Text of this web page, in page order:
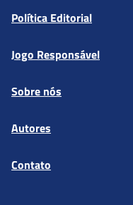
Política Editorial
Jogo Responsável
Sobre nós
Autores
Contato